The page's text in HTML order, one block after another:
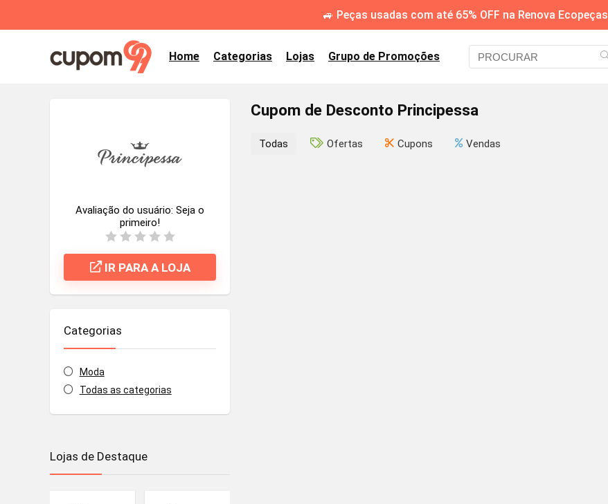
🚙 Peças usadas com até 65% OFF na Renova Ecopeças
Home Categorias Lojas Grupo de Promoções
Cupom de Desconto Principessa
Avaliação do usuário: Seja o
primeiro!
IR PARA A LOJA
Categorias
Moda
Todas as categorias
Todas Ofertas Cupons Vendas
Lojas de Destaque